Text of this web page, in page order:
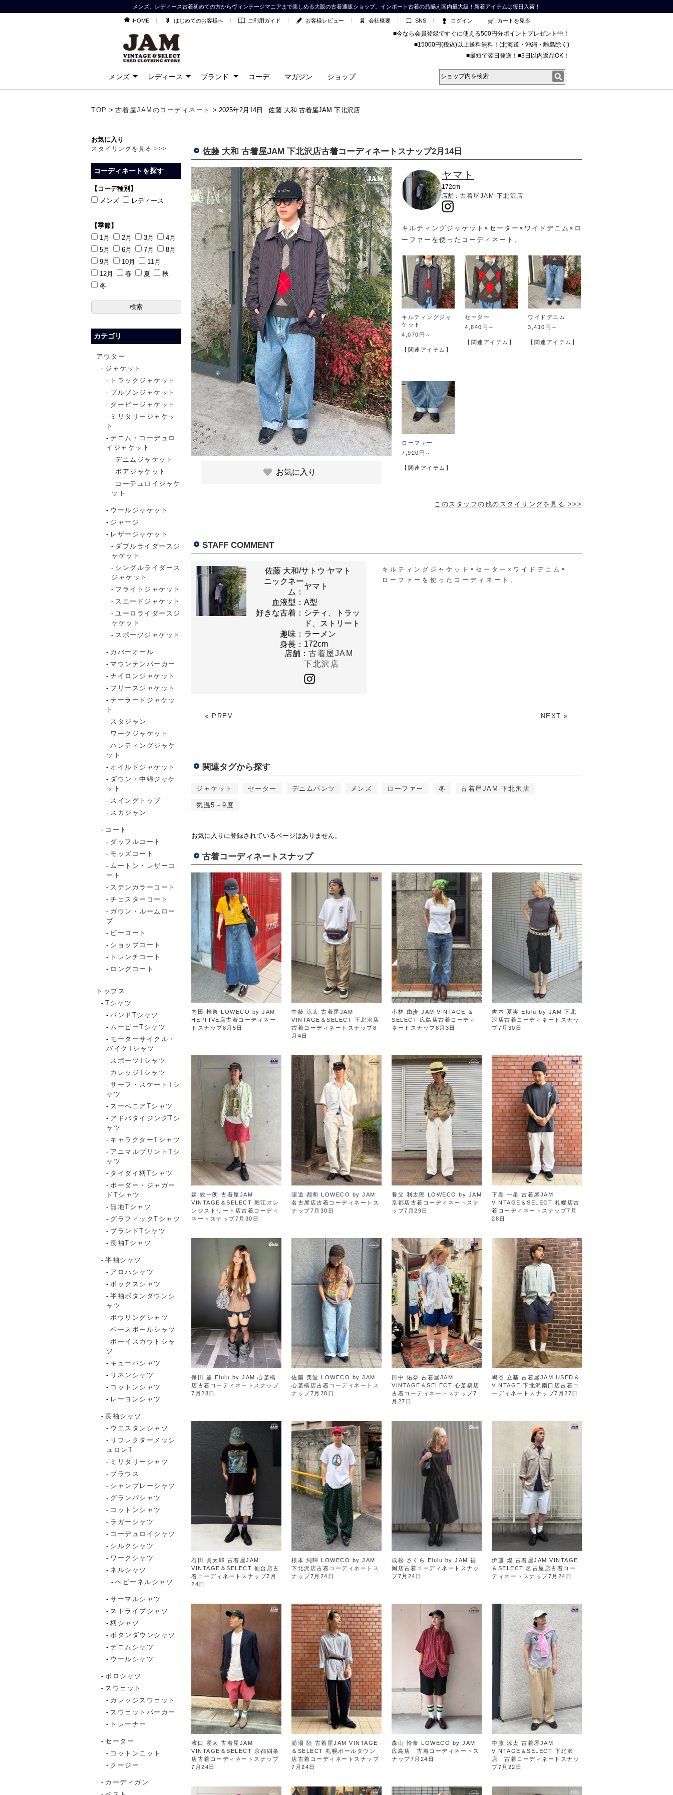
メンズ、レディース古着初めての方からヴィンテージマニアまで楽しめる大阪の古着通販ショップ。インポート古着の品揃え国内最大級！新着アイテムは毎日入荷！
HOME はじめてのお客様へ ご利用ガイド お客様レビュー 会社概要 SNS ログイン カートを見る
■今なら会員登録ですぐに使える500円分ポイントプレゼント中！
■15000円(税込)以上送料無料！(北海道・沖縄・離島除く)
■最短で翌日発送！■3日以内返品OK！
メンズ レディース ブランド コーデ マガジン ショップ
TOP > 古着屋JAMのコーディネート > 2025年2月14日 : 佐藤 大和 古着屋JAM 下北沢店
お気に入り
スタイリングを見る >>>
コーディネートを探す
【コーデ種別】
メンズ
レディース
【季節】
1月
2月 3月
4月
5月
6月 7月
8月
9月
10月
11月
12月
春 夏
秋
冬
カテゴリ
アウター
ジャケット
トラックジャケット
ブルゾンジャケット
ダービージャケット
ミリタリージャケッ
ト
デニム・コーデュロ
イジャケット
デニムジャケット
ボアジャケット
コーデュロイジャケ
ット
ウールジャケット
ジャージ
レザージャケット
ダブルライダースジ
ャケット
シングルライダース
ジャケット
フライトジャケット
スエードジャケット
ユーロライダースジ
ャケット
スポーツジャケット
カバーオール
マウンテンパーカー
ナイロンジャケット
フリースジャケット
テーラードジャケッ
ト
スタジャン
ワークジャケット
ハンティングジャケ
ット
オイルドジャケット
ダウン・中綿ジャケ
ット
スイングトップ
スカジャン
コート
ダッフルコート
モッズコート
ムートン・レザーコ
ート
ステンカラーコート
チェスターコート
ガウン・ルームロー
ブ
ピーコート
ショップコート
トレンチコート
ロングコート
トップス
Tシャツ
バンドTシャツ
ムービーTシャツ
モーターサイクル・
バイクTシャツ
スポーツTシャツ
カレッジTシャツ
サーフ・スケートTシ
ャツ
スーベニアTシャツ
アドバタイジングTシ
ャツ
キャラクターTシャツ
アニマルプリントTシ
ャツ
タイダイ柄Tシャツ
ボーダー・ジャガー
ドTシャツ
無地Tシャツ
グラフィックTシャツ
ブランドTシャツ
長袖Tシャツ
半袖シャツ
アロハシャツ
ボックスシャツ
半袖ボタンダウンシ
ャツ
ボウリングシャツ
ベースボールシャツ
ボーイスカウトシャ
ツ
キューバシャツ
リネンシャツ
コットンシャツ
レーヨンシャツ
長袖シャツ
ウエスタンシャツ
リフレクターメッシ
ュロンT
ミリタリーシャツ
ブラウス
シャンブレーシャツ
グランパシャツ
コットンシャツ
ラガーシャツ
コーデュロイシャツ
シルクシャツ
ワークシャツ
ネルシャツ
ヘビーネルシャツ
サーマルシャツ
ストライプシャツ
柄シャツ
ボタンダウンシャツ
デニムシャツ
ウールシャツ
ポロシャツ
スウェット
カレッジスウェット
スウェットパーカー
トレーナー
セーター
コットンニット
クージー
カーディガン
佐藤 大和 古着屋JAM 下北沢店古着コーディネートスナップ2月14日
お気に入り
ヤマト
172cm
店舗： 古着屋JAM 下北沢店
キルティングジャケット×セーター×ワイドデニム×ロ
ーファーを使ったコーディネート。
キルティングジャ
ケット
4,070円～
【関連アイテム】
セーター
4,840円～
【関連アイテム】
ワイドデニム
3,410円～
【関連アイテム】
ローファー
7,920円～
【関連アイテム】
このスタッフの他のスタイリングを見る >>>
STAFF COMMENT
佐藤 大和/サトウ ヤマト
ニックネー
ム：
ヤマト
血液型： A型
好きな古着： シティ、トラッ
ド、ストリート
趣味： ラーメン
身長： 172cm
店舗： 古着屋JAM
下北沢店
キルティングジャケット×セーター×ワイドデニム×
ローファーを使ったコーディネート。
« PREV NEXT »
関連タグから探す
ジャケット セーター デニムパンツ メンズ ローファー 冬 古着屋JAM 下北沢店
気温5～9度
お気に入りに登録されているページはありません。
古着コーディネートスナップ
内田 椎奈 LOWECO by JAM
HEPFIVE店古着コーディネー
トスナップ8月5日
中藤 涼太 古着屋JAM
VINTAGE＆SELECT 下北沢店
古着コーディネートスナップ8
月4日
小林 由歩 JAM VINTAGE ＆
SELECT 広島店古着コーディ
ネートスナップ8月3日
吉本 夏実 Elulu by JAM 下北
沢店古着コーディネートスナッ
プ7月30日
森 総一朗 古着屋JAM
VINTAGE＆SELECT 堀江オレ
ンジストリート店古着コーディ
ネートスナップ7月30日
濵道 都和 LOWECO by JAM
名古屋店古着コーディネートス
ナップ7月30日
養父 利太郎 LOWECO by JAM
京都店古着コーディネートスナ
ップ7月29日
下島 一星 古着屋JAM
VINTAGE＆SELECT 札幌店古
着コーディネートスナップ7月
28日
保田 遥 Elulu by JAM 心斎橋
店古着コーディネートスナップ
7月28日
佐藤 美波 LOWECO by JAM
心斎橋店古着コーディネートス
ナップ7月28日
田中 佑奈 古着屋JAM
VINTAGE＆SELECT 心斎橋店
古着コーディネートスナップ7
月27日
嶋谷 立基 古着屋JAM USED＆
VINTAGE 下北沢南口店古着コ
ーディネートスナップ7月27日
石田 眞太郎 古着屋JAM
VINTAGE＆SELECT 仙台店古
着コーディネートスナップ7月
24日
根本 純暉 LOWECO by JAM
下北沢店古着コーディネートス
ナップ7月24日
成松 さくら Elulu by JAM 福
岡店古着コーディネートスナッ
プ7月24日
伊藤 煌 古着屋JAM VINTAGE
＆SELECT 名古屋店古着コー
ディネートスナップ7月24日
濱口 湧太 古着屋JAM
VINTAGE＆SELECT 京都四条
店古着コーディネートスナップ
7月24日
浦場 陸 古着屋JAM VINTAGE
＆SELECT 札幌ポールタウン
店古着コーディネートスナップ
7月24日
森山 怜奈 LOWECO by JAM
広島店 古着コーディネートス
ナップ7月24日
中藤 涼太 古着屋JAM
VINTAGE＆SELECT 下北沢
店 古着コーディネートスナッ
プ7月22日